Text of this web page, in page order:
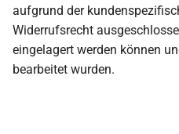
aufgrund der
Widerrufsrecht
eingelagert werden können
bearbeitet wurden.